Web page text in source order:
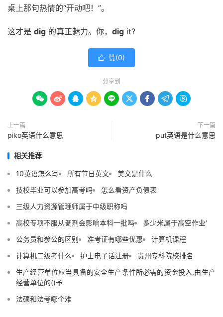
桌上那句热情的“开动吧！”。
这才是 dig 的真正魅力。你， dig it?
 赞(0)
分享到
        
上一篇
piko英语什么意思
下一篇
put英语是什么意思
相关推荐
10英语怎么写 所有节日英文
美文是什么
技校毕业可以参加高考吗
怎么看资产负债表
三级人力资源管理师属于中级职称吗
高校专项不服从调剂会影响本科一批吗
多少米属于高空作业‘
公务员和参公的区别
准考证有哪些优惠
计算机课程
计算机二级考什么
护士电子话注册
贵州专科院校排名
生产经营单位应当具备的安全生产条件所必需的资金投入,由生产
经营单位的()予
法硕和法考哪个难